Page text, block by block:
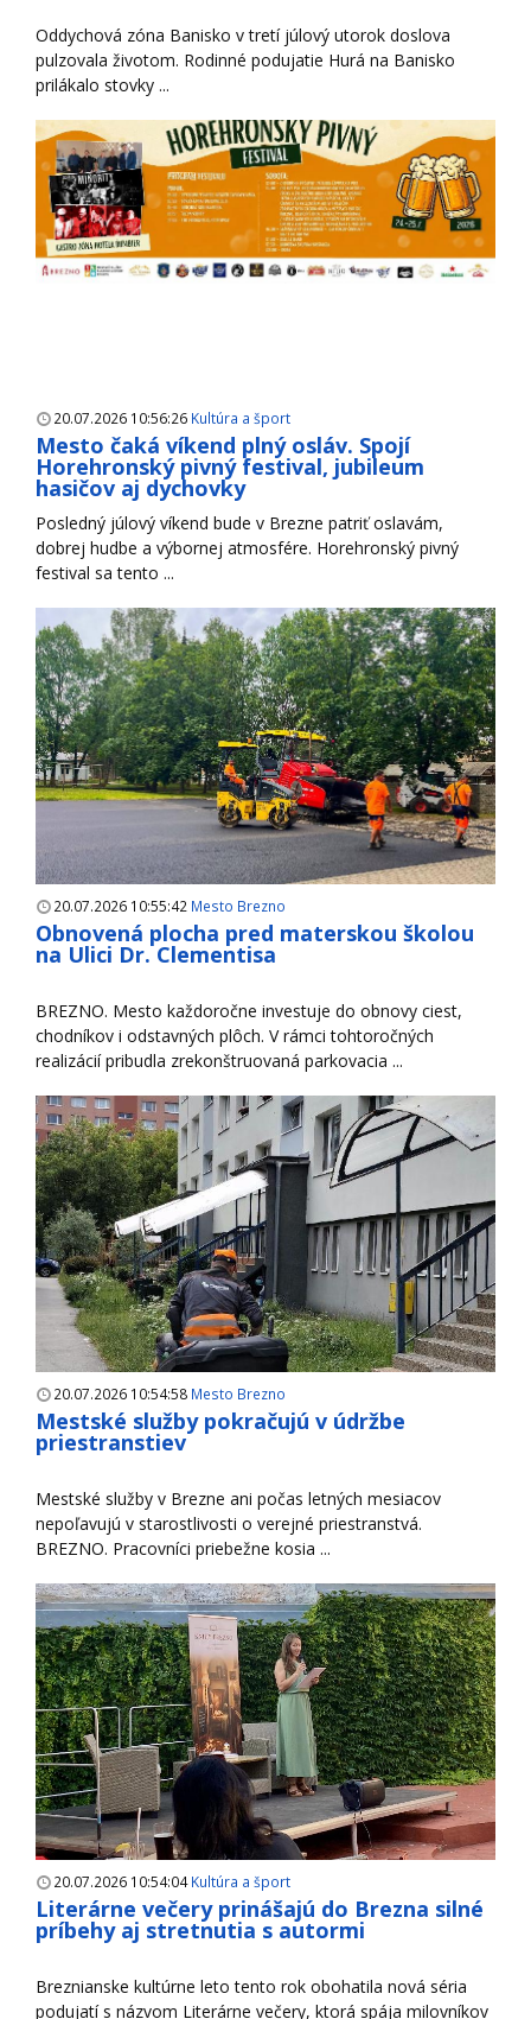
Oddychová zóna Banisko v tretí júlový utorok doslova
pulzovala životom. Rodinné podujatie Hurá na Banisko
prilákalo stovky ...
20.07.2026 10:56:26 Kultúra a šport
Mesto čaká víkend plný osláv. Spojí
Horehronský pivný festival, jubileum
hasičov aj dychovky
Posledný júlový víkend bude v Brezne patriť oslavám,
dobrej hudbe a výbornej atmosfére. Horehronský pivný
festival sa tento ...
20.07.2026 10:55:42 Mesto Brezno
Obnovená plocha pred materskou školou
na Ulici Dr. Clementisa
BREZNO. Mesto každoročne investuje do obnovy ciest,
chodníkov i odstavných plôch. V rámci tohtoročných
realizácií pribudla zrekonštruovaná parkovacia ...
20.07.2026 10:54:58 Mesto Brezno
Mestské služby pokračujú v údržbe
priestranstiev
Mestské služby v Brezne ani počas letných mesiacov
nepoľavujú v starostlivosti o verejné priestranstvá.
BREZNO. Pracovníci priebežne kosia ...
20.07.2026 10:54:04Kultúra a šport
Literárne večery prinášajú do Brezna silné
príbehy aj stretnutia s autormi
Breznianske kultúrne leto tento rok obohatila nová séria
podujatí s názvom Literárne večery, ktorá spája milovníkov